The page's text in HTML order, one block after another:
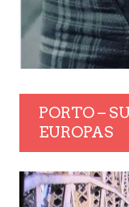
PORTO –
EUROPAS